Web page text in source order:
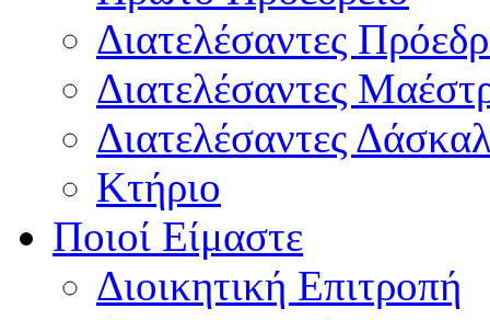
Διατελέσαντες
Διατελέσαντες
Διατελέσαντες
Κτήριο
Ποιοί Είμαστε
Διοικητική Επιτροπή